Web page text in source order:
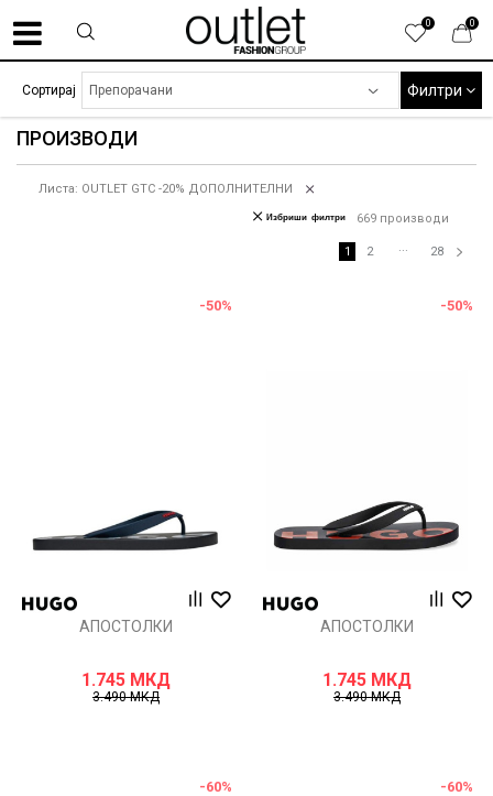
0
0
ПРОИЗВОДИ
Сортирај Филтри
Листа: OUTLET GTC -20% ДОПОЛНИТЕЛНИ
669 производи
Избриши филтри
1 2 ... 28
-50%
АПОСТОЛКИ
1.745 МКД
3.490МКД
-50%
АПОСТОЛКИ
1.745 МКД
3.490МКД
-60% -60%